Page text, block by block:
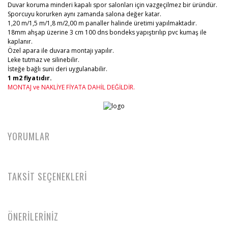
Duvar koruma minderi kapalı spor salonları için vazgeçilmez bir üründür.
Sporcuyu korurken aynı zamanda salona değer katar.
1,20 m/1,5 m/1,8 m/2,00 m panaller halinde üretimi yapılmaktadır.
18mm ahşap üzerine 3 cm 100 dns bondeks yapıştırılıp pvc kumaş ile
kaplanır.
Özel apara ile duvara montajı yapılır.
Leke tutmaz ve silinebilir.
İsteğe bağlı suni deri uygulanabilir.
1 m2 fiyatıdır.
MONTAJ ve NAKLİYE FİYATA DAHİL DEĞİLDİR.
YORUMLAR
TAKSİT SEÇENEKLERİ
ÖNERİLERİNİZ